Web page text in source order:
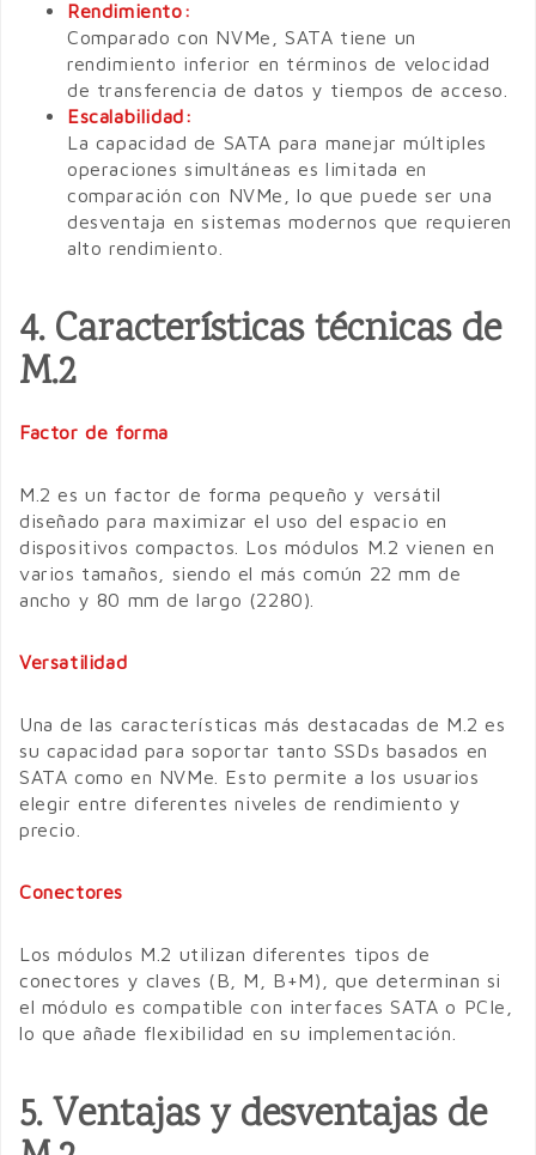
Rendimiento:
Comparado con NVMe, SATA tiene un
rendimiento inferior en términos de velocidad
de transferencia de datos y tiempos de acceso.
Escalabilidad:
La capacidad de SATA para manejar múltiples
operaciones simultáneas es limitada en
comparación con NVMe, lo que puede ser una
desventaja en sistemas modernos que requieren
alto rendimiento.
4. Características técnicas de
M.2
Factor de forma
M.2 es un factor de forma pequeño y versátil
diseñado para maximizar el uso del espacio en
dispositivos compactos. Los módulos M.2 vienen en
varios tamaños, siendo el más común 22 mm de
ancho y 80 mm de largo (2280).
Versatilidad
Una de las características más destacadas de M.2 es
su capacidad para soportar tanto SSDs basados en
SATA como en NVMe. Esto permite a los usuarios
elegir entre diferentes niveles de rendimiento y
precio.
Conectores
Los módulos M.2 utilizan diferentes tipos de
conectores y claves (B, M, B+M), que determinan si
el módulo es compatible con interfaces SATA o PCIe,
lo que añade flexibilidad en su implementación.
5. Ventajas y desventajas de